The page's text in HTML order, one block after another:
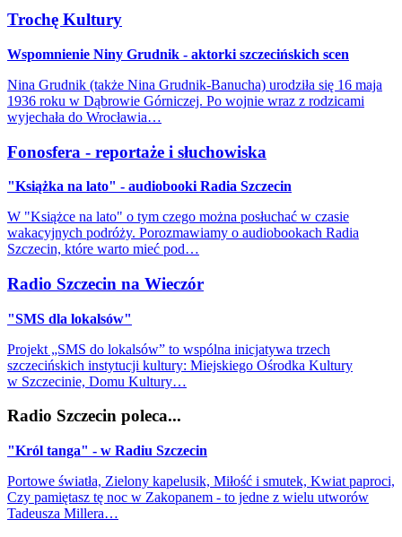
Trochę Kultury
Wspomnienie Niny Grudnik - aktorki szczecińskich scen
Nina Grudnik (także Nina Grudnik-Banucha) urodziła się 16 maja
1936 roku w Dąbrowie Górniczej. Po wojnie wraz z rodzicami
wyjechała do Wrocławia…
Fonosfera - reportaże i słuchowiska
"Książka na lato" - audiobooki Radia Szczecin
W "Książce na lato" o tym czego można posłuchać w czasie
wakacyjnych podróży. Porozmawiamy o audiobookach Radia
Szczecin, które warto mieć pod…
Radio Szczecin na Wieczór
"SMS dla lokalsów"
Projekt „SMS do lokalsów” to wspólna inicjatywa trzech
szczecińskich instytucji kultury: Miejskiego Ośrodka Kultury
w Szczecinie, Domu Kultury…
Radio Szczecin poleca...
"Król tanga" - w Radiu Szczecin
Portowe światła, Zielony kapelusik, Miłość i smutek, Kwiat paproci,
Czy pamiętasz tę noc w Zakopanem - to jedne z wielu utworów
Tadeusza Millera…